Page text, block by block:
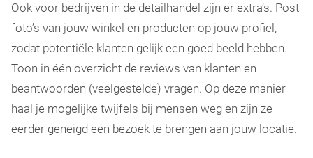
Ook voor bedrijven in de detailhandel zijn er extra’s. Post
foto’s van jouw winkel en producten op jouw profiel,
zodat potentiële klanten gelijk een goed beeld hebben.
Toon in één overzicht de reviews van klanten en
beantwoorden (veelgestelde) vragen. Op deze manier
haal je mogelijke twijfels bij mensen weg en zijn ze
eerder geneigd een bezoek te brengen aan jouw locatie.